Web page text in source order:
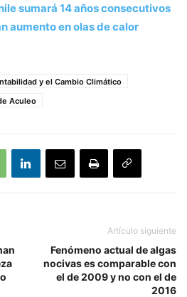
sumará 14 años consecutivos
aumento en olas de calor
y el Cambio Climático
Aculeo
Artículo siguiente
Fenómeno actual de algas
nocivas es comparable con
el de 2009 y no con el de
2016